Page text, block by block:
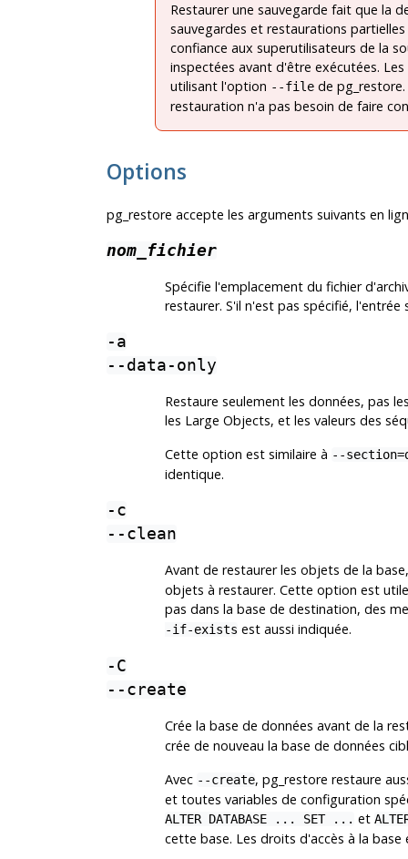
Restaurer une sauvegarde fait que la
sauvegardes et restaurations
confiance aux superutilisateurs de la
inspectées avant d'être exécutées.
utilisant l'option --file de pg_restore
restauration n'a pas besoin de faire
Options
pg_restore accepte les arguments suivants en
nom_fichier
Spécifie l'emplacement du fichier
restaurer. S'il n'est pas spécifié, l'entrée
-a
--data-only
Restaure seulement les données, pas
les Large Objects, et les valeurs des
Cette option est similaire à --
identique.
-c
--clean
Avant de restaurer les objets de la
objets à restaurer. Cette option est
pas dans la base de destination, des
-if-exists est aussi indiquée.
-C
--create
Crée la base de données avant de la
crée de nouveau la base de données
Avec --create, pg_restore restaure
et toutes variables de configuration
ALTER DATABASE ... SET ... et
cette base. Les droits d'accès à la